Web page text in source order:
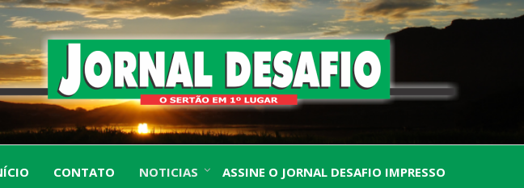
JORNAL
O Sertão em 1º Lugar
CONTATO NOTICIAS ASSINE O JORNAL DESAFIO IMPRESSO